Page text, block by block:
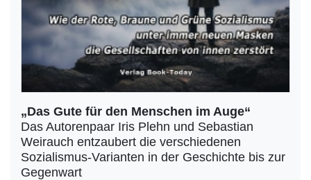
„Das Gute für den Menschen im Auge“
Das Autorenpaar Iris Plehn und Sebastian
Weirauch entzaubert die verschiedenen
Sozialismus-Varianten in der Geschichte bis zur
Gegenwart